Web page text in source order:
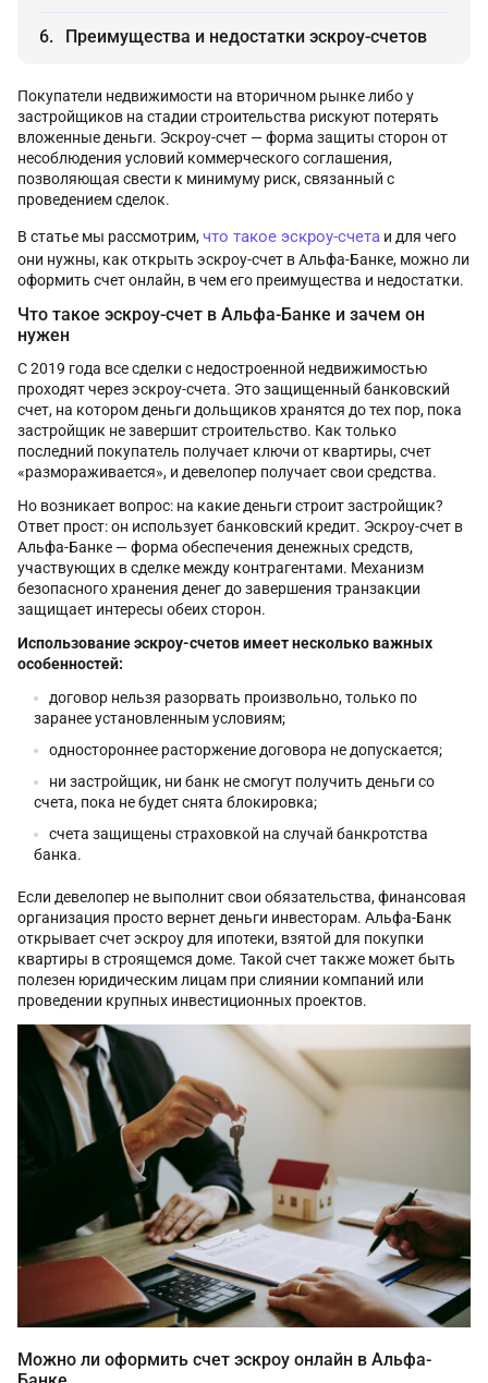
Преимущества и недостатки эскроу-счетов
Покупатели недвижимости на вторичном рынке либо у
застройщиков на стадии строительства рискуют потерять
вложенные деньги. Эскроу-счет — форма защиты сторон от
несоблюдения условий коммерческого соглашения,
позволяющая свести к минимуму риск, связанный с
проведением сделок.
В статье мы рассмотрим,что такое эскроу-счета и для чего
они нужны, как открыть эскроу-счет в Альфа-Банке, можно ли
оформить счет онлайн, в чем его преимущества и недостатки.
Что такое эскроу-счет в Альфа-Банке и зачем он
нужен
С 2019 года все сделки с недостроенной недвижимостью
проходят через эскроу-счета. Это защищенный банковский
счет, на котором деньги дольщиков хранятся до тех пор, пока
застройщик не завершит строительство. Как только
последний покупатель получает ключи от квартиры, счет
«размораживается», и девелопер получает свои средства.
Но возникает вопрос: на какие деньги строит застройщик?
Ответ прост: он использует банковский кредит. Эскроу-счет в
Альфа-Банке — форма обеспечения денежных средств,
участвующих в сделке между контрагентами. Механизм
безопасного хранения денег до завершения транзакции
защищает интересы обеих сторон.
Использование эскроу-счетов имеет несколько важных
особенностей:
договор нельзя разорвать произвольно, только по
заранее установленным условиям;
одностороннее расторжение договора не допускается;
ни застройщик, ни банк не смогут получить деньги со
счета, пока не будет снята блокировка;
счета защищены страховкой на случай банкротства
банка.
Если девелопер не выполнит свои обязательства, финансовая
организация просто вернет деньги инвесторам. Альфа-Банк
открывает счет эскроу для ипотеки, взятой для покупки
квартиры в строящемся доме. Такой счет также может быть
полезен юридическим лицам при слиянии компаний или
проведении крупных инвестиционных проектов.
Можно ли оформить счет эскроу онлайн в Альфа-